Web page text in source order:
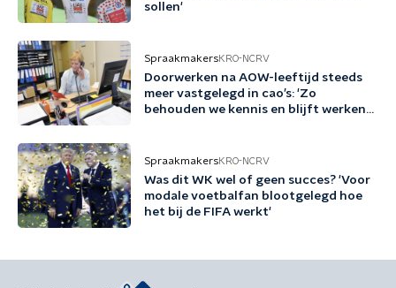
sollen'
SpraakmakersKRO-NCRV
Doorwerken na AOW-leeftijd steeds
meer vastgelegd in cao’s: 'Zo
behouden we kennis en blijft werken
SpraakmakersKRO-NCRV
Was dit WK wel of geen succes? 'Voor
modale voetbalfan blootgelegd hoe
het bij de FIFA werkt'